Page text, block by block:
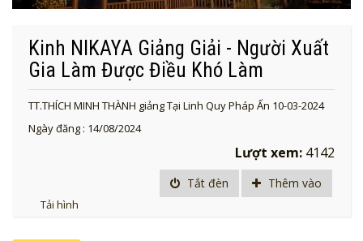
Kinh NIKAYA Giảng Giải - Người Xuất
Gia Làm Được Điều Khó Làm
TT.THÍCH MINH THÀNH giảng Tại Linh Quy Pháp Ấn 10-03-2024
Ngày đăng : 14/08/2024
Lượt xem: 4142
Tắt đèn Thêm vào
Tải hình